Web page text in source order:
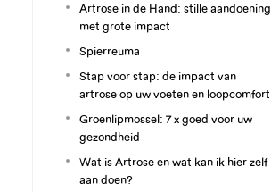
Artrose in de Hand: stille aandoening
met grote impact
Spierreuma
Stap voor stap: de impact van
artrose op uw voeten en loopcomfort
Groenlipmossel: 7 x goed voor uw
gezondheid
Wat is Artrose en wat kan ik hier zelf
aan doen?